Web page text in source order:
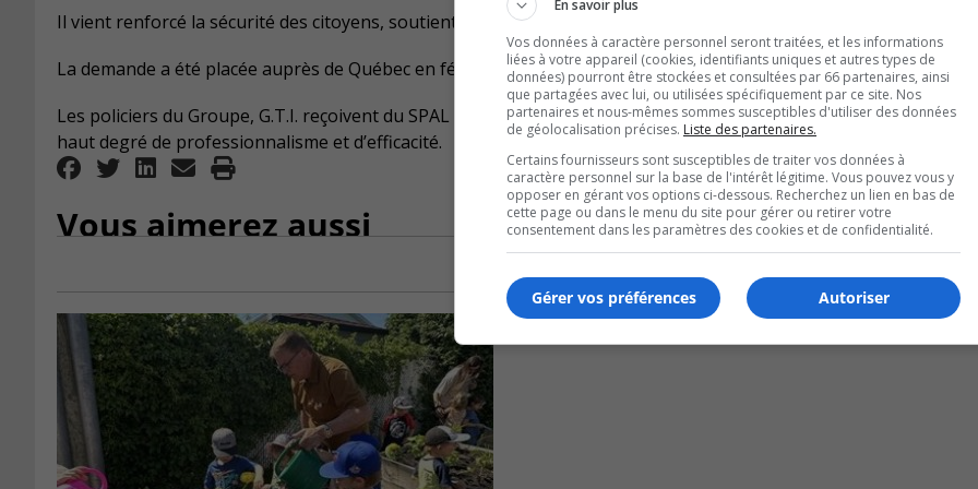
Il vient renforcé la sécurité des citoyens, soutient le directeur du SPAL, Patrick Bélanger.
La demande a été placée auprès de Québec en février 2023, en même temps que le Service de police de Laval.
Les policiers du Groupe, G.T.I. reçoivent du SPAL des ressources spécialisées capables de gérer des incidents
haut degré de professionnalisme et d’efficacité.
Vous aimerez aussi
En savoir plus
Vos données à caractère personnel seront traitées, et les informations
liées à votre appareil (cookies, identifiants uniques et autres types de
données) pourront être stockées et consultées par 66 partenaires, ainsi
que partagées avec lui, ou utilisées spécifiquement par ce site. Nos
partenaires et nous-mêmes sommes susceptibles d'utiliser des données
de géolocalisation précises. Liste des partenaires.
Certains fournisseurs sont susceptibles de traiter vos données à
caractère personnel sur la base de l'intérêt légitime. Vous pouvez vous y
opposer en gérant vos options ci-dessous. Recherchez un lien en bas de
cette page ou dans le menu du site pour gérer ou retirer votre
consentement dans les paramètres des cookies et de confidentialité.
Autoriser
Gérer vos préférences